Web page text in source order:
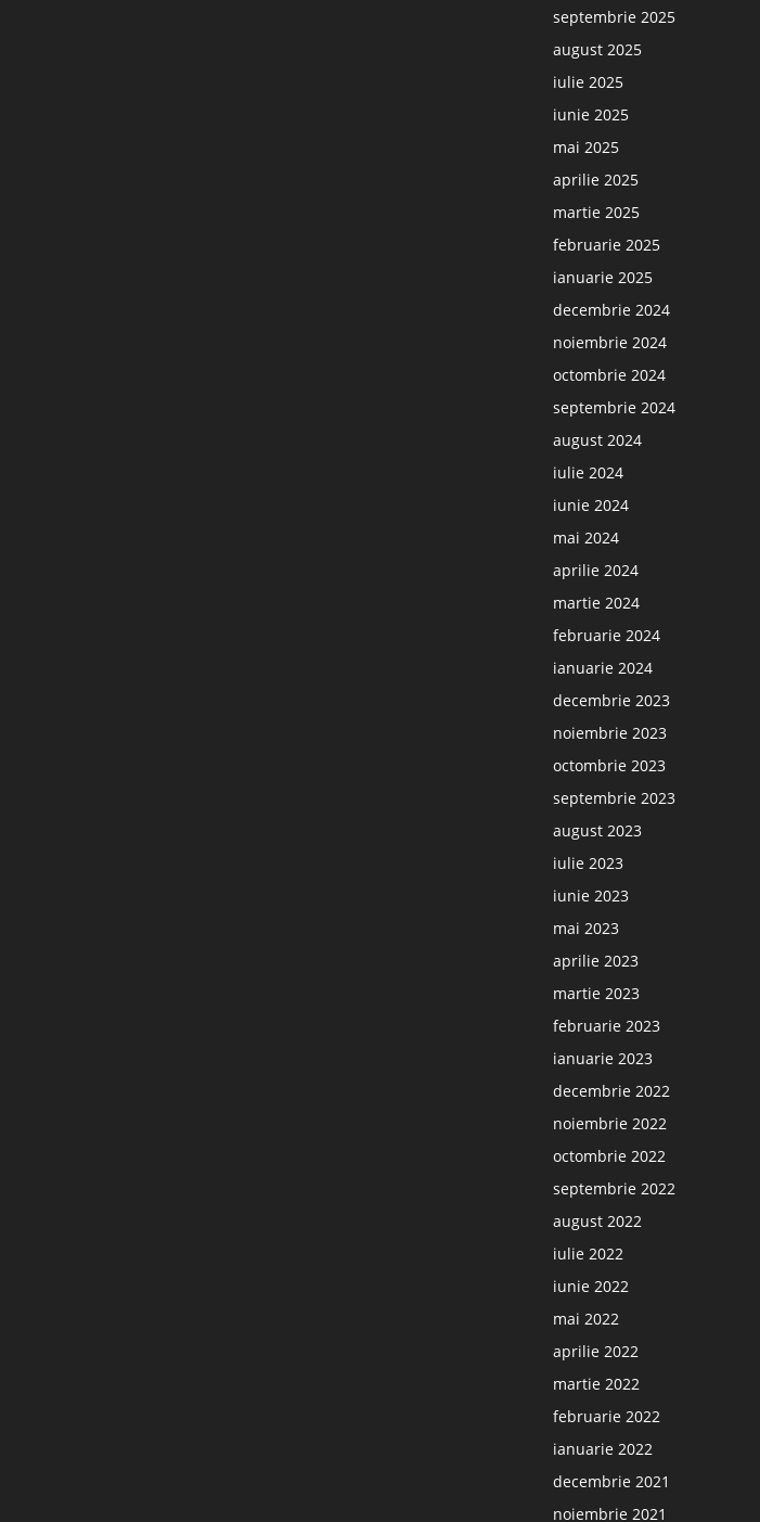
septembrie 2025
august 2025
iulie 2025
iunie 2025
mai 2025
aprilie 2025
martie 2025
februarie 2025
ianuarie 2025
decembrie 2024
noiembrie 2024
octombrie 2024
septembrie 2024
august 2024
iulie 2024
iunie 2024
mai 2024
aprilie 2024
martie 2024
februarie 2024
ianuarie 2024
decembrie 2023
noiembrie 2023
octombrie 2023
septembrie 2023
august 2023
iulie 2023
iunie 2023
mai 2023
aprilie 2023
martie 2023
februarie 2023
ianuarie 2023
decembrie 2022
noiembrie 2022
octombrie 2022
septembrie 2022
august 2022
iulie 2022
iunie 2022
mai 2022
aprilie 2022
martie 2022
februarie 2022
ianuarie 2022
decembrie 2021
noiembrie 2021